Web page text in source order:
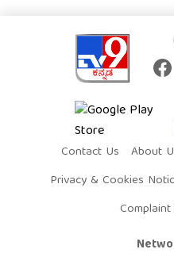
Contact Us About
Privacy & Cookies